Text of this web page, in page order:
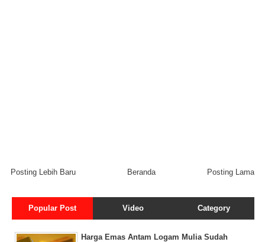
Posting Lebih Baru Posting Lama
Beranda
Popular Post Video Category
Harga Emas Antam Logam Mulia Sudah